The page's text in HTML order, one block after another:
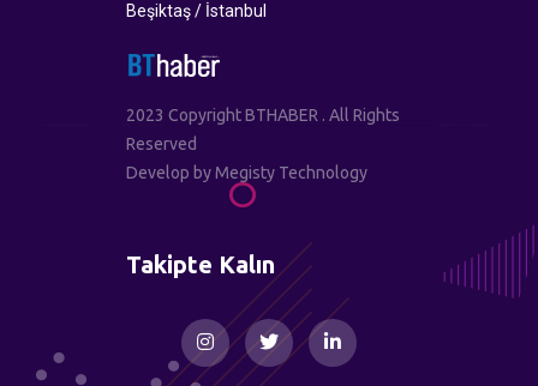
Beşiktaş / İstanbul
2023 Copyright BTHABER . All Rights
Reserved
Develop byMegisty Technology
Takipte Kalın